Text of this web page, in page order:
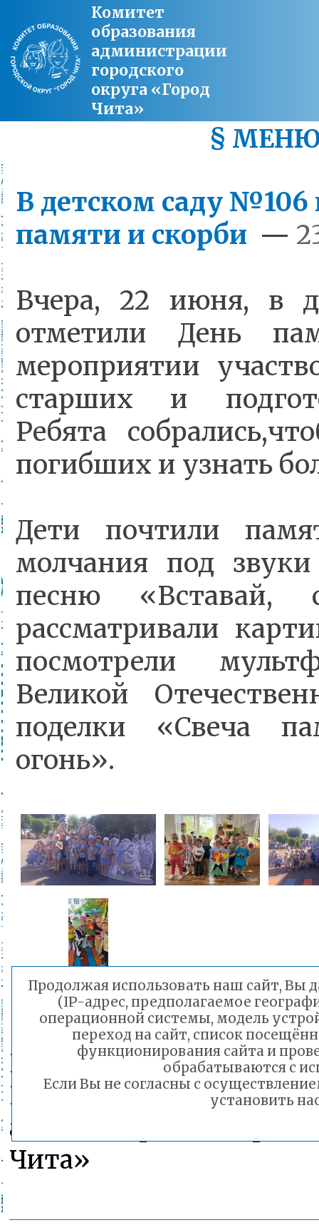
Комитет
образования
администрации
городского
округа «Город
Чита»
§
В детском саду
памяти и скорби —
Вчера, 22 июня, в
отметили День
мероприятии
старших и
Ребята
погибших и узнать
Дети почтили
молчания под
песню «Вставай,
рассматривали
посмотрели
Великой
поделки «Свеча
огонь».
Гэсэр Раднаев
Пресс-секретарь
администрации
Чита»
Продолжая использовать наш сайт, Вы
(IP-адрес, предполагаемое
операционной системы, модель
переход на сайт, список
функционирования сайта и
обрабатываются с
Если Вы не согласны с
установить